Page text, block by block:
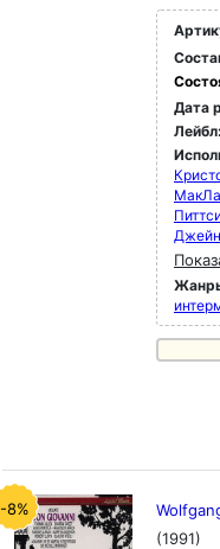
Дата
Лейбл:
-8%
(1991)